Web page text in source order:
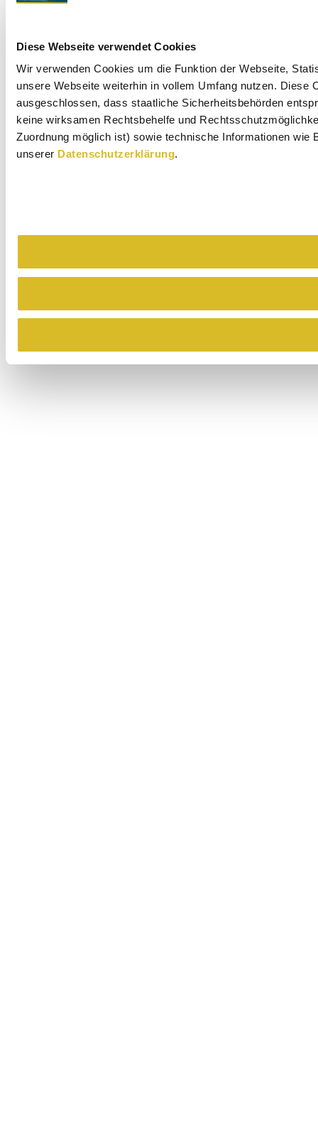
Diese Webseite verwendet Cookies
Wir verwenden Cookies um die Funktion der Webseite,
unsere Webseite weiterhin in vollem Umfang nutzen.
ausgeschlossen, dass staatliche Sicherheitsbehörden
keine wirksamen Rechtsbehelfe und
Zuordnung möglich ist) sowie technische Informationen wie
unserer Datenschutzerklärung.